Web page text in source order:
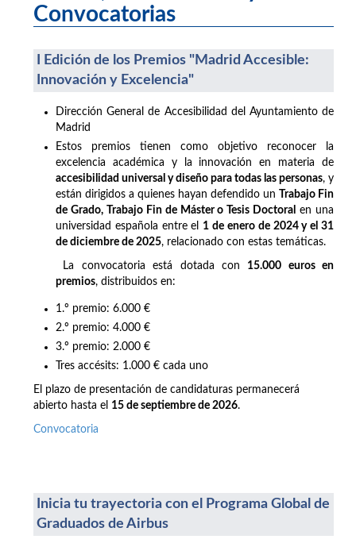
Convocatorias
I Edición de los Premios "Madrid Accesible:
Innovación y Excelencia"
Dirección General de Accesibilidad del Ayuntamiento de
Madrid
Estos premios tienen como objetivo reconocer la
excelencia académica y la innovación en materia de
accesibilidad universal y diseño para todas las personas, y
están dirigidos a quienes hayan defendido un Trabajo Fin
de Grado, Trabajo Fin de Máster o Tesis Doctoral en una
universidad española entre el 1 de enero de 2024 y el 31
de diciembre de 2025, relacionado con estas temáticas.
La convocatoria está dotada con 15.000 euros en
premios, distribuidos en:
1.º premio: 6.000 €
2.º premio: 4.000 €
3.º premio: 2.000 €
Tres accésits: 1.000 € cada uno
El plazo de presentación de candidaturas permanecerá
abierto hasta el 15 de septiembre de 2026.
Convocatoria
Inicia tu trayectoria con el Programa Global de
Graduados de Airbus